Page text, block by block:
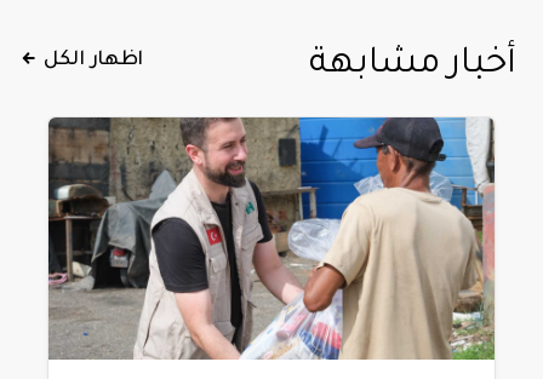
أخبار مشابهة اظهار الكل